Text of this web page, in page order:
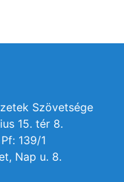
Szövetsége
15. tér 8.
139/1
Nap u. 8.